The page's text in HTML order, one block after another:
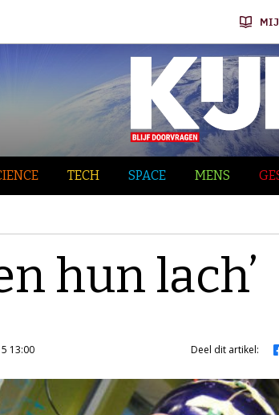
TECH SPACE MENS
hun lach’
13:00 Deel dit artikel: